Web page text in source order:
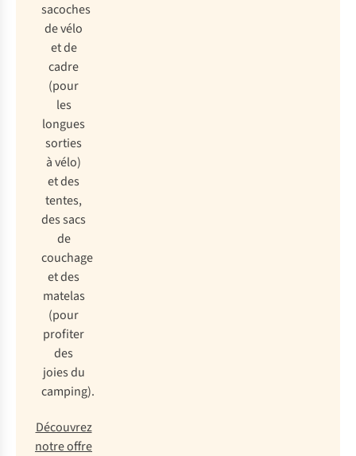
sacoches
de vélo
et de
cadre
(pour
les
longues
sorties
à vélo)
et des
tentes,
des sacs
de
couchage
et des
matelas
(pour
profiter
des
joies du
camping).
Découvrez
notre offre